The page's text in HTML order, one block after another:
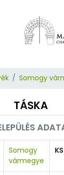
Somogy
TÁSKA
Somogy
vármegye